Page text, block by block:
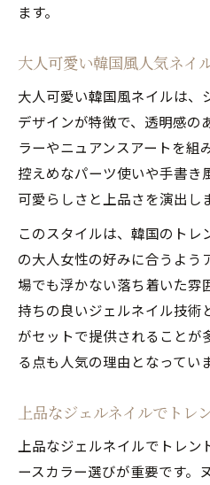
ます。
大人可愛い韓国風人気ネイ
大人可愛い韓国風ネイルは、
デザインが特徴で、透明感の
ラーやニュアンスアートを組
控えめなパーツ使いや手書き
可愛らしさと上品さを演出し
このスタイルは、韓国のトレ
の大人女性の好みに合うよう
場でも浮かない落ち着いた雰
持ちの良いジェルネイル技術
がセットで提供されることが
る点も人気の理由となってい
上品なジェルネイルでトレ
上品なジェルネイルでトレ
ースカラー選びが重要です。